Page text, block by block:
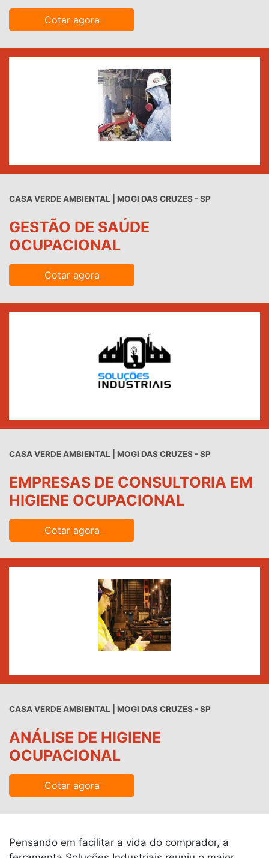
Cotar agora
CASA VERDE AMBIENTAL | MOGI DAS CRUZES - SP
GESTÃO DE SAÚDE
OCUPACIONAL
Cotar agora
CASA VERDE AMBIENTAL | MOGI DAS CRUZES - SP
EMPRESAS DE CONSULTORIA EM
HIGIENE OCUPACIONAL
Cotar agora
CASA VERDE AMBIENTAL | MOGI DAS CRUZES - SP
ANÁLISE DE HIGIENE
OCUPACIONAL
Cotar agora
Pensando em facilitar a vida do comprador, a